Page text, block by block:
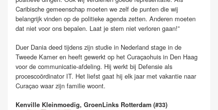
Caribische gemeenschap moeten we zelf de punten die wij
belangrijk vinden op de politieke agenda zetten. Anderen moeten
dat niet voor ons bepalen. Laat je stem niet verloren gaan!”
Duer Dania deed tijdens zijn studie in Nederland stage in de
Tweede Kamer en heeft gewerkt op het Curaçaohuis in Den Haag
voor de communicatie-afdeling. Hij werkt bij Defensie als
procescoördinator IT. Het liefst gaat hij elk jaar met vakantie naar
Curaçao waar zijn familie woont.
Kenville Kleinmoedig, GroenLinks Rotterdam (#33)